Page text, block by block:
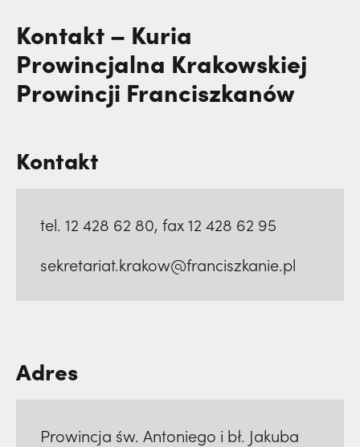
Kontakt – Kuria
Prowincjalna Krakowskiej
Prowincji Franciszkanów
Kontakt
tel. 12 428 62 80, fax 12 428 62 95
sekretariat.krakow@franciszkanie.pl
Adres
Prowincja św. Antoniego i bł. Jakuba